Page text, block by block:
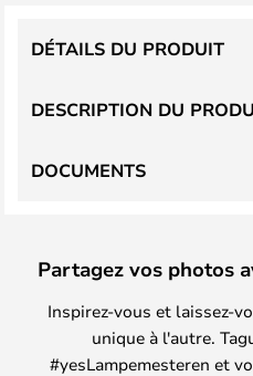
DESCRIPTION DU
DÉTAILS DU PRODUIT
DOCUMENTS
Partagez vos photos
Inspirez-vous et laissez-
unique à l'autre.
#yesLampemesteren et